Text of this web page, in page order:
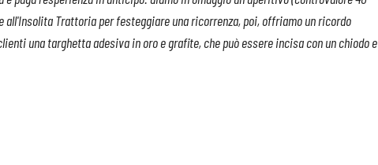
all'Insolita Trattoria per festeggiare una ricorrenza, poi, offriamo un ricordo
una targhetta adesiva in oro e grafite, che può essere incisa con un chiodo e